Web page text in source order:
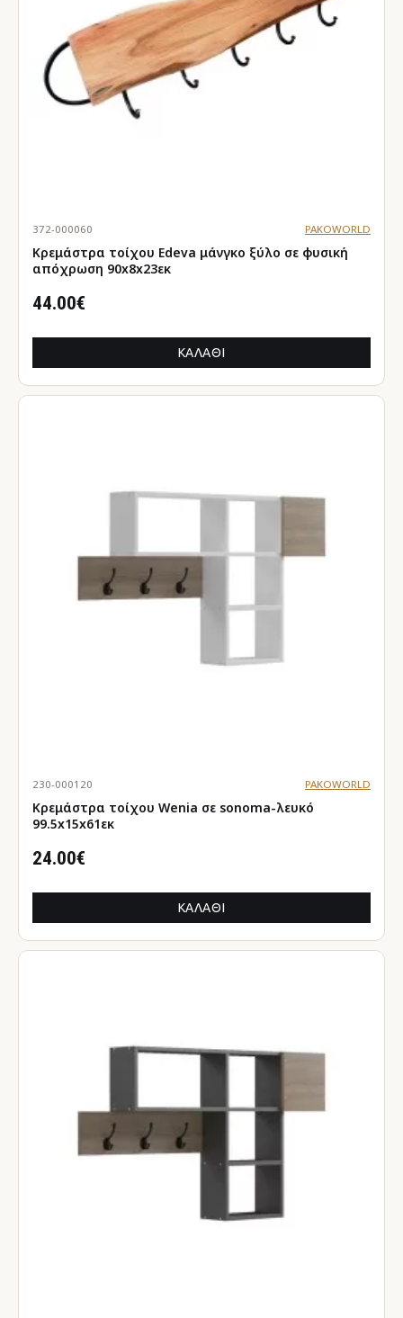
372-000060 PAKOWORLD
Κρεμάστρα τοίχου Edeva μάνγκο ξύλο σε φυσική
απόχρωση 90x8x23εκ
44.00€
ΚΑΛΆΘΙ
230-000120 PAKOWORLD
Κρεμάστρα τοίχου Wenia σε sonoma-λευκό
99.5x15x61εκ
24.00€
ΚΑΛΆΘΙ